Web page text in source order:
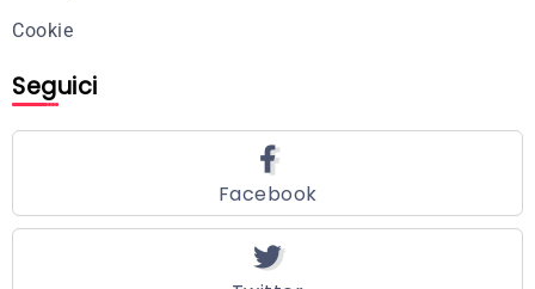
Cookie
Seguici
Facebook